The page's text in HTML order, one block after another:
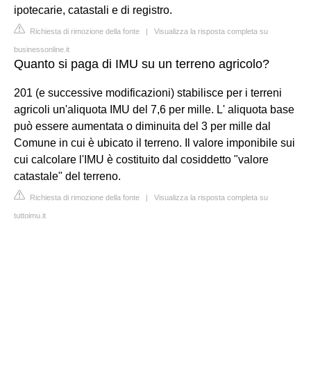
ipotecarie, catastali e di registro.
Richiesta di rimozione della fonte | Visualizza la risposta completa su
businessonline.it
Quanto si paga di IMU su un terreno agricolo?
201 (e successive modificazioni) stabilisce per i terreni
agricoli un'aliquota IMU del 7,6 per mille. L' aliquota base
può essere aumentata o diminuita del 3 per mille dal
Comune in cui è ubicato il terreno. Il valore imponibile sui
cui calcolare l'IMU è costituito dal cosiddetto "valore
catastale" del terreno.
Richiesta di rimozione della fonte | Visualizza la risposta completa su
tuttoimu.it